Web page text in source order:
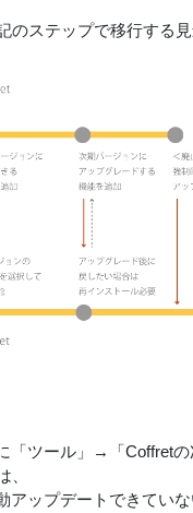
のステップで移行する見
「ツール」→「Coffretの
、
アップデートできてい